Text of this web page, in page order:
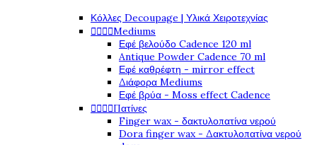
Κόλλες Decoupage | Υλικά Χειροτεχνίας
   Mediums
Εφέ βελούδο Cadence 120 ml
Antique Powder Cadence 70 ml
Εφέ καθρέφτη - mirror effect
Διάφορα Mediums
Εφέ βρύα - Moss effect Cadence
   Πατίνες
Finger wax - δακτυλοπατίνα νερού
Dora finger wax - Δακτυλοπατίνα νερού